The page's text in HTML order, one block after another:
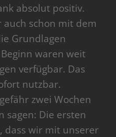
absolut positiv.
schon mit dem
Grundlagen
waren weit
verfügbar. Das
nutzbar.
zwei Wochen
sagen: Die ersten
dass wir mit unserer